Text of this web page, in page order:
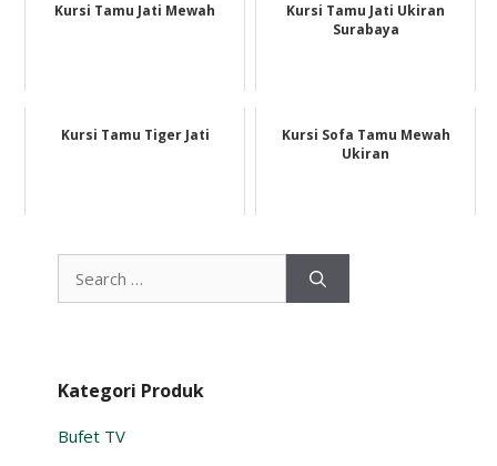
Kursi Tamu Jati Mewah
Kursi Tamu Jati Ukiran
Surabaya
Kursi Tamu Tiger Jati
Kursi Sofa Tamu Mewah
Ukiran
Kategori Produk
Bufet TV